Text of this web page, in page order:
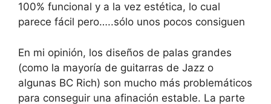
100% funcional y a la vez estética, lo cual
parece fácil pero…..sólo unos pocos consiguen
En mi opinión, los diseños de palas grandes
(como la mayoría de guitarras de Jazz o
algunas BC Rich) son mucho más problemáticos
para conseguir una afinación estable. La parte